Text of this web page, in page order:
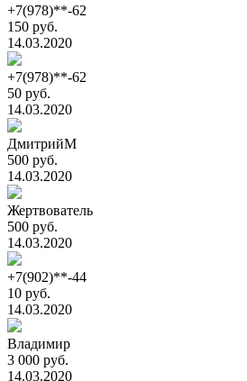
+7(978)**-62
150 руб.
14.03.2020
+7(978)**-62
50 руб.
14.03.2020
ДмитрийМ
500 руб.
14.03.2020
Жертвователь
500 руб.
14.03.2020
+7(902)**-44
10 руб.
14.03.2020
Владимир
3 000 руб.
14.03.2020